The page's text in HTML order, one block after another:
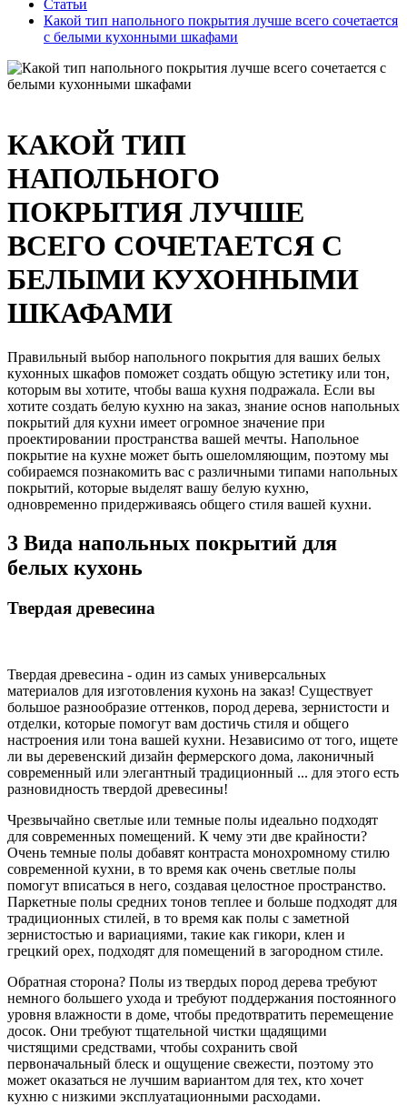
Статьи
Какой тип напольного покрытия лучше всего сочетается
с белыми кухонными шкафами
КАКОЙ ТИП
НАПОЛЬНОГО
ПОКРЫТИЯ ЛУЧШЕ
ВСЕГО СОЧЕТАЕТСЯ С
БЕЛЫМИ КУХОННЫМИ
ШКАФАМИ
Правильный выбор напольного покрытия для ваших белых
кухонных шкафов поможет создать общую эстетику или тон,
которым вы хотите, чтобы ваша кухня подражала. Если вы
хотите создать белую кухню на заказ, знание основ напольных
покрытий для кухни имеет огромное значение при
проектировании пространства вашей мечты. Напольное
покрытие на кухне может быть ошеломляющим, поэтому мы
собираемся познакомить вас с различными типами напольных
покрытий, которые выделят вашу белую кухню,
одновременно придерживаясь общего стиля вашей кухни.
3 Вида напольных покрытий для
белых кухонь
Твердая древесина
Твердая древесина - один из самых универсальных
материалов для изготовления кухонь на заказ! Существует
большое разнообразие оттенков, пород дерева, зернистости и
отделки, которые помогут вам достичь стиля и общего
настроения или тона вашей кухни. Независимо от того, ищете
ли вы деревенский дизайн фермерского дома, лаконичный
современный или элегантный традиционный ... для этого есть
разновидность твердой древесины!
Чрезвычайно светлые или темные полы идеально подходят
для современных помещений. К чему эти две крайности?
Очень темные полы добавят контраста монохромному стилю
современной кухни, в то время как очень светлые полы
помогут вписаться в него, создавая целостное пространство.
Паркетные полы средних тонов теплее и больше подходят для
традиционных стилей, в то время как полы с заметной
зернистостью и вариациями, такие как гикори, клен и
грецкий орех, подходят для помещений в загородном стиле.
Обратная сторона? Полы из твердых пород дерева требуют
немного большего ухода и требуют поддержания постоянного
уровня влажности в доме, чтобы предотвратить перемещение
досок. Они требуют тщательной чистки щадящими
чистящими средствами, чтобы сохранить свой
первоначальный блеск и ощущение свежести, поэтому это
может оказаться не лучшим вариантом для тех, кто хочет
кухню с низкими эксплуатационными расходами.